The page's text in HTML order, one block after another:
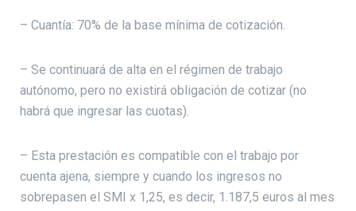
– Cuantía: 70% de la base mínima de cotización.
– Se continuará de alta en el régimen de trabajo
autónomo, pero no existirá obligación de cotizar (no
habrá que ingresar las cuotas).
– Esta prestación es compatible con el trabajo por
cuenta ajena, siempre y cuando los ingresos no
sobrepasen el SMI x 1,25, es decir, 1.187,5 euros al mes